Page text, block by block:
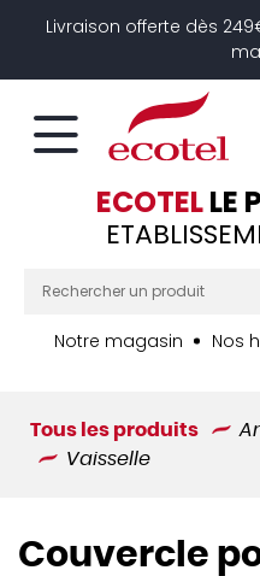
Livraison offerte dès
ECOTELLE
Notre magasin Nos
Tous les produits
Vaisselle
Couvercle
Panneau de gestion des